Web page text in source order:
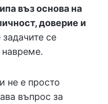
въз основа на
доверие и
се
навреме.
не е просто
въпрос за